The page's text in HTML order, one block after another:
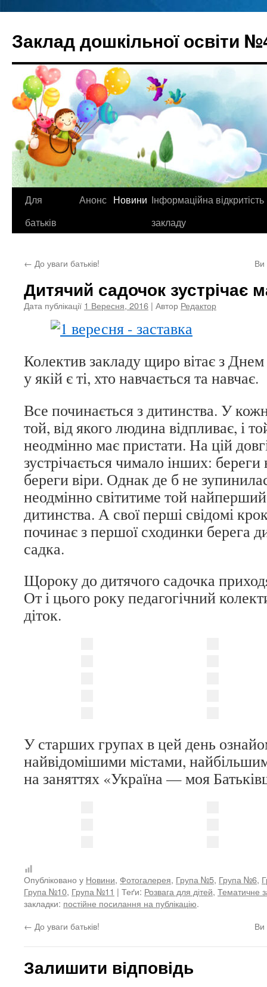
вмісту
Заклад дошкільної освіти
Для
батьків
Анонс Новини Інформаційна відкритість
закладу
← До уваги батьків! Ви
Дитячий садочок зустрічає
Дата публікації 1 Вересня, 2016 | Автор Редактор
Колектив закладу щиро вітає з
у якій є ті, хто навчається та навчає.
Все починається з дитинства. У
той, від якого людина відпливає, і
неодмінно має пристати. На цій
зустрічається чимало інших: береги
береги віри. Однак де б не
неодмінно світитиме той
дитинства. А свої перші свідомі
починає з першої сходинки берега
садка.
Щороку до дитячого садочка
От і цього року педагогічний
діток.
У старших групах в цей день
найвідомішими містами,
на заняттях «Україна — моя
Опубліковано у Новини, Фотогалерея, Група №5, Група №6,
Група №10, Група №11 | Теґи: Розвага для дітей, Тематичне
закладки: постійне посилання на публікацію.
← До уваги батьків! Ви
Залишити відповідь